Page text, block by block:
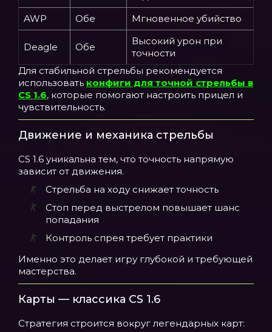
AWP
Обе Мгновенное убийство
Deagle Обе
Высокий урон при
точности
Для стабильной стрельбы рекомендуется
использовать конфиги для точной стрельбы в
CS 1.6, которые помогают настроить прицел и
чувствительность.
Движение и механика стрельбы
CS 1.6 уникальна тем, что точность напрямую
зависит от движения.
Стрельба на ходу снижает точность
Стоп перед выстрелом повышает шанс
попадания
Контроль спрея требует практики
Именно это делает игру глубокой и требующей
мастерства.
Карты — классика CS 1.6
Стратегия строится вокруг легендарных карт: